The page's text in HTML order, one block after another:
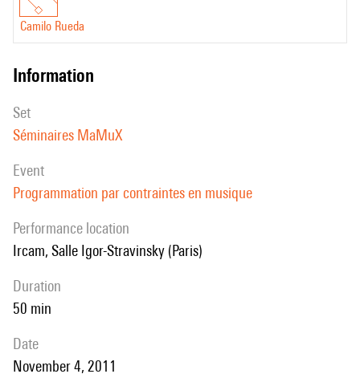
In particular, the temporal behavior of processes in a musical system
can be stated in a precise way. We describe the ccp model and show
Camilo Rueda
information
set
Séminaires MaMuX
event
Programmation par contraintes en musique
performance location
Ircam, Salle Igor-Stravinsky (Paris)
duration
50 min
date
November 4, 2011